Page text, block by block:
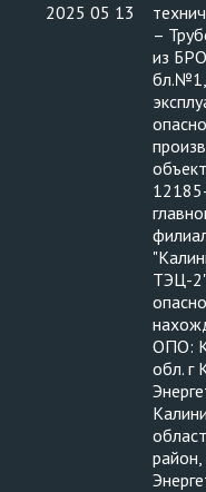
2025 05 13
–
из
ТЭЦ-
ОПО:
обл. г
район,